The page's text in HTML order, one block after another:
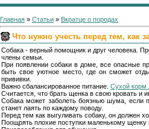
Главная » Статьи » Вкратце о породах
Что нужно учесть перед тем, как
Собака - верный помощник и друг человека.
члены семьи.
При появлении собаки в доме, все опасные
быть свое уютное место, где он сможет
прививки.
Важно сбалансированное питание. Сухой корм
Считается, что брать щенка в свою кровать и
Собака может заболеть боязнью шума, если
станет лаять по каждому поводу.
Перед тем как выгуливать собаку, он должен
Поощрять плохие поступки маленькому щенку